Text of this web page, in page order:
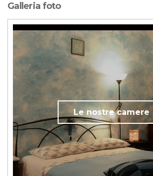
Galleria foto
Le nostre camere